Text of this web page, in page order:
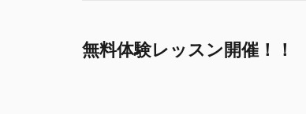
無料体験レッスン開催！！